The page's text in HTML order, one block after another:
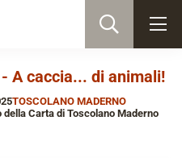
A caccia... di animali!
TOSCOLANO MADERNO
della Carta di Toscolano Maderno